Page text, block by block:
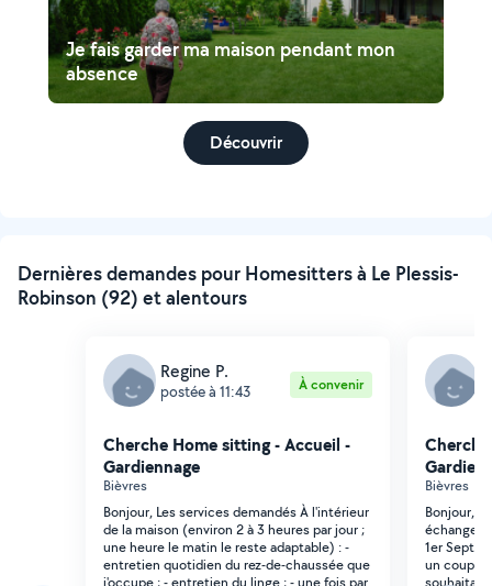
Je fais garder ma maison pendant mon
absence
Découvrir
Dernières demandes pour Homesitters à Le Plessis-
Robinson (92) et alentours
Regine P.
postée à 11:43 À convenir
Cherche Home sitting - Accueil -
Gardiennage
Bièvres
Bonjour, Les services demandés À l'intérieur
de la maison (environ 2 à 3 heures par jour ;
une heure le matin le reste adaptable) : -
entretien quotidien du rez-de-chaussée que
j'occupe ; - entretien du linge ; - une fois par
Bièvres
Bonjour,
échange
1er
un couple